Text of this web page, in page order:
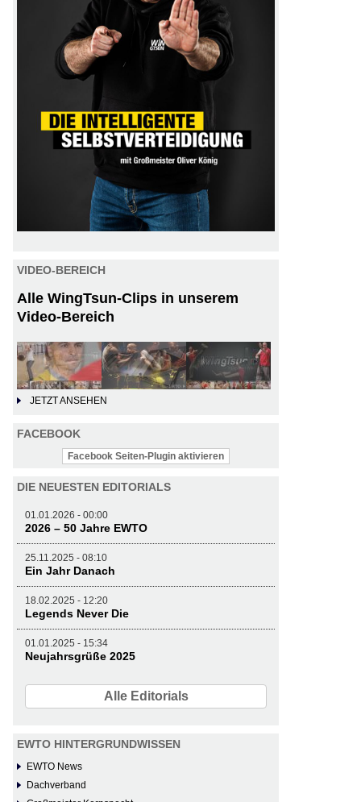
VIDEO-BEREICH
Alle WingTsun-Clips in unserem
Video-Bereich
JETZT ANSEHEN
FACEBOOK
Facebook Seiten-Plugin aktivieren
DIE NEUESTEN EDITORIALS
01.01.2026 - 00:00
2026 – 50 Jahre EWTO
25.11.2025 - 08:10
Ein Jahr Danach
18.02.2025 - 12:20
Legends Never Die
01.01.2025 - 15:34
Neujahrsgrüße 2025
Alle Editorials
EWTO HINTERGRUNDWISSEN
EWTO News
Dachverband